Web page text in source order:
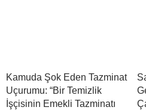
Kamuda Şok Eden Tazminat
Uçurumu: “Bir Temizlik
İşçisinin Emekli Tazminatı